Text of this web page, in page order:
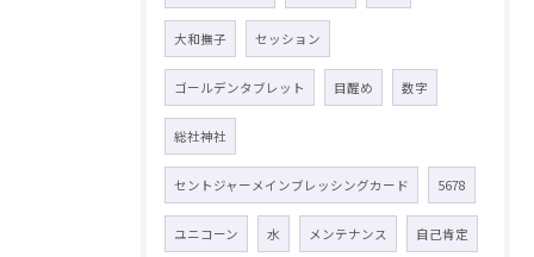
大和撫子 セッション
ゴールデンタブレット 目醒め 数字
総社神社
セントジャーメインブレッシングカード 5678
ユニコーン 水 メンテナンス 自己肯定